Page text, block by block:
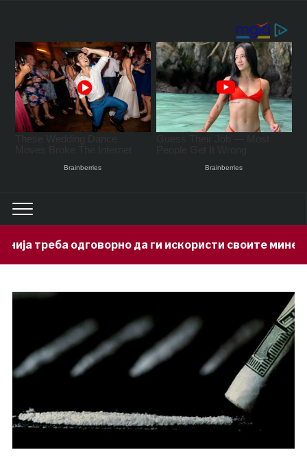
да ги искористи своите минерални богатства